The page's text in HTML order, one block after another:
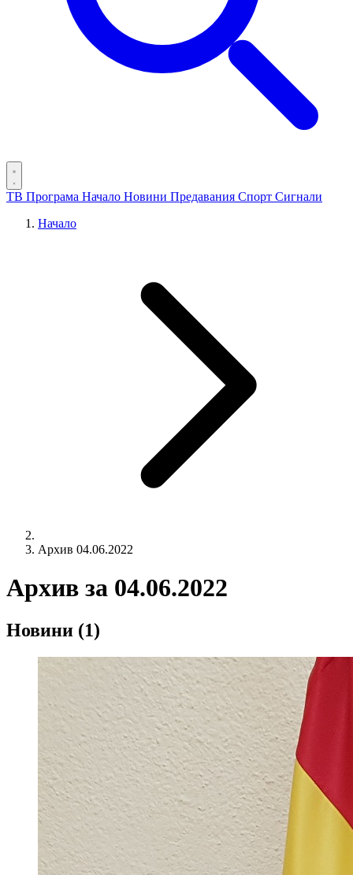
ТВ Програма Начало Новини Предавания Спорт Сигнали
Начало
Архив 04.06.2022
Архив за 04.06.2022
Новини (1)